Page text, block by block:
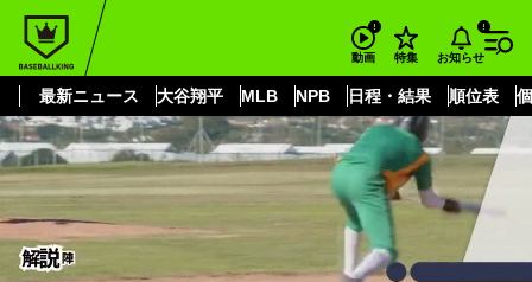
動画 特集 お知らせ
最新ニュース 大谷翔平 MLB NPB 日程・結果 順位表
もっと見る